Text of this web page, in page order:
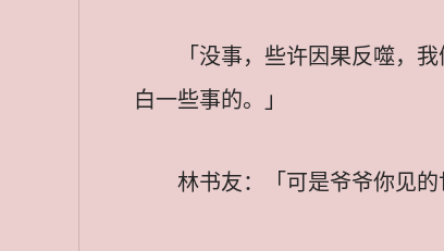
「没事，些许因果反噬，
白一些事的。」
林书友：「可是爷爷你见的